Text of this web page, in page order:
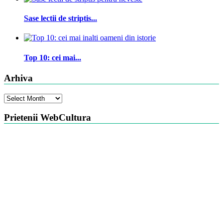
Sase lectii de striptis...
Top 10: cei mai...
Arhiva
Arhiva
Prietenii WebCultura